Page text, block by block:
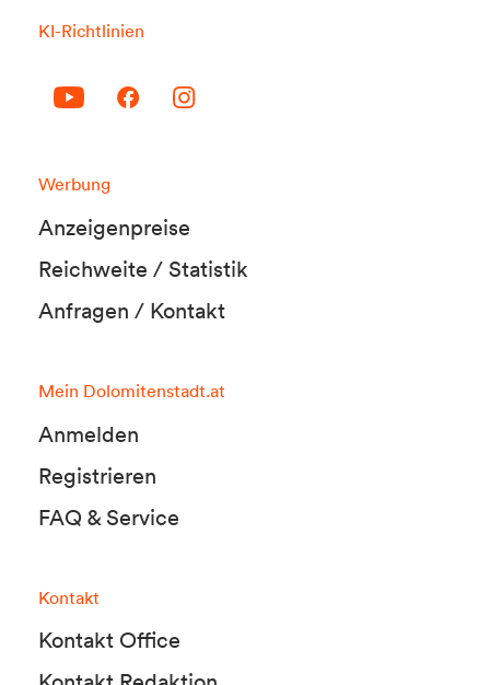
KI-Richtlinien
Werbung
Anzeigenpreise
Reichweite / Statistik
Anfragen / Kontakt
Mein Dolomitenstadt.at
Anmelden
Registrieren
FAQ & Service
Kontakt
Kontakt Office